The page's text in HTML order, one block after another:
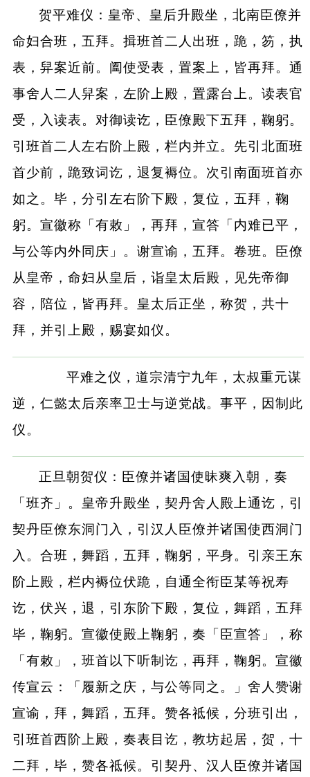
贺平难仪：皇帝、皇后升殿坐，北南臣僚并
命妇合班，五拜。揖班首二人出班，跪，笏，执
表，舁案近前。阖使受表，置案上，皆再拜。通
事舍人二人舁案，左阶上殿，置露台上。读表官
受，入读表。对御读讫，臣僚殿下五拜，鞠躬。
引班首二人左右阶上殿，栏内并立。先引北面班
首少前，跪致词讫，退复褥位。次引南面班首亦
如之。毕，分引左右阶下殿，复位，五拜，鞠
躬。宣徽称「有敕」，再拜，宣答「内难已平，
与公等内外同庆」。谢宣谕，五拜。卷班。臣僚
从皇帝，命妇从皇后，诣皇太后殿，见先帝御
容，陪位，皆再拜。皇太后正坐，称贺，共十
拜，并引上殿，赐宴如仪。
平难之仪，道宗清宁九年，太叔重元谋
逆，仁懿太后亲率卫士与逆党战。事平，因制此
仪。
正旦朝贺仪：臣僚并诸国使昧爽入朝，奏
「班齐」。皇帝升殿坐，契丹舍人殿上通讫，引
契丹臣僚东洞门入，引汉人臣僚并诸国使西洞门
入。合班，舞蹈，五拜，鞠躬，平身。引亲王东
阶上殿，栏内褥位伏跪，自通全衔臣某等祝寿
讫，伏兴，退，引东阶下殿，复位，舞蹈，五拜
毕，鞠躬。宣徽使殿上鞠躬，奏「臣宣答」，称
「有敕」，班首以下听制讫，再拜，鞠躬。宣徽
传宣云：「履新之庆，与公等同之。」舍人赞谢
宣谕，拜，舞蹈，五拜。赞各祗候，分班引出，
引班首西阶上殿，奏表目讫，教坊起居，贺，十
二拜，毕，赞各祗候。引契丹、汉人臣僚并诸国